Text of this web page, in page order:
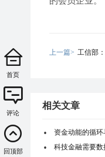
上一篇> 工信部
相关文章
资金动能的循
科技金融需要数
首页
评论
回顶部